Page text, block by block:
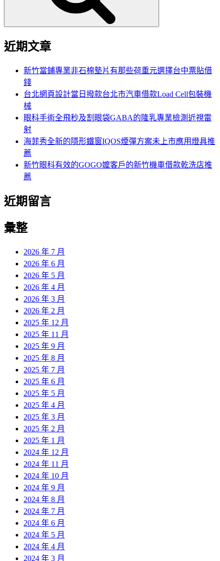
近期文章
新竹當鋪專業非石棉墊片有那些荷重元選擇台中票貼借
錢
台北網頁設計當日撥款台北市汽車借款Load Cell包裝機
械
眼科手術全飛秒及割眼袋GABA的隆乳專業檢測近視雷
射
海菲秀全新的隱形鐵窗IQOS煙彈方案未上市應用燈具推
薦
新竹眼科有效的GOGO嬤客戶的新竹機車借款乾洗店推
薦
近期留言
彙整
2026 年 7 月
2026 年 6 月
2026 年 5 月
2026 年 4 月
2026 年 3 月
2026 年 2 月
2025 年 12 月
2025 年 11 月
2025 年 9 月
2025 年 8 月
2025 年 7 月
2025 年 6 月
2025 年 5 月
2025 年 4 月
2025 年 3 月
2025 年 2 月
2025 年 1 月
2024 年 12 月
2024 年 11 月
2024 年 10 月
2024 年 9 月
2024 年 8 月
2024 年 7 月
2024 年 6 月
2024 年 5 月
2024 年 4 月
2024 年 3 月